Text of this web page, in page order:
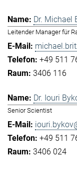
Dr. Michael
Leitender Manager für
+49 511
3406 116
Dr. Iouri
Senior Scientist
+49 511
3406 024